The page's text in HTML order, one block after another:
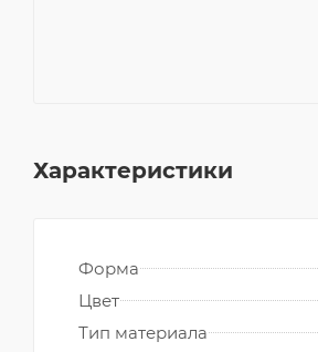
Характеристики
Форма
Цвет
Тип материала